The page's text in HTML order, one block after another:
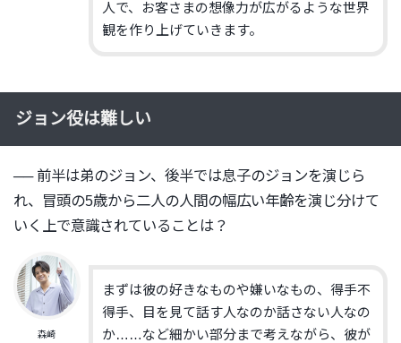
人で、
お客さまの想像力が広がるような世界
観を作り上げていきます。
ジョン役は難しい
── 前半は弟のジョン、後半では息子のジョンを演じら
れ、
冒頭の5歳から二人の人間の幅広い年齢を演じ分けて
いく上で意識されていることは？
森崎
まずは彼の好きなものや嫌いなもの、得手不
得手、
目を見て話す人なのか話さない人なの
か……など細かい部分まで考えながら、 彼が